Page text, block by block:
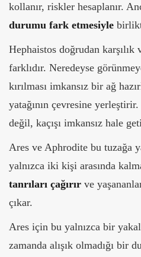
kollanır, riskler hesaplanır.
durumu fark etmesiyle
Hephaistos doğrudan
farklıdır. Neredeyse
kırılması imkansız bir ağ
yatağının çevresine
değil, kaçışı imkansız hale
Ares ve Aphrodite bu tuzağa
yalnızca iki kişi arasında
tanrıları çağırır ve
çıkar.
Ares için bu yalnızca bir
zamanda alışık olmadığı bir